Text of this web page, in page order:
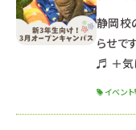
程★ ☞
静岡校
らせで
♬ ＋気
イベント